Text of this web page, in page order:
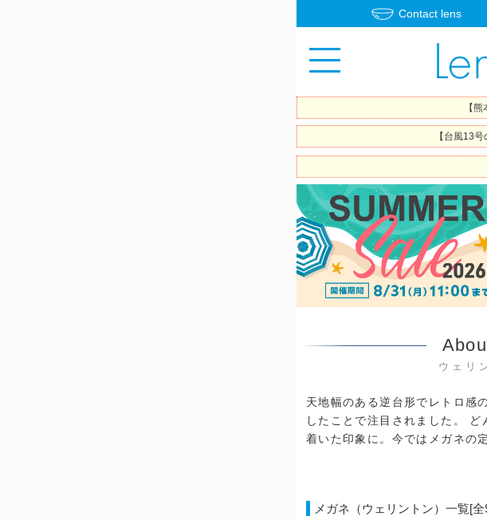
Contact lens
【
【台風13
ウェリ
天地幅のある逆台形でレトロ感
したことで注目されました。
着いた印象に。今ではメガネの
メガネ（ウェリントン） 一覧[全